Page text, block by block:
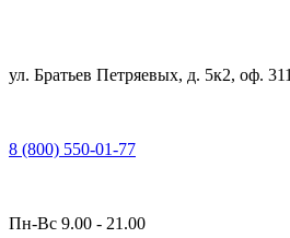
ул. Братьев Петряевых, д. 5к2, оф. 311
8 (800) 550-01-77
Пн-Вс 9.00 - 21.00